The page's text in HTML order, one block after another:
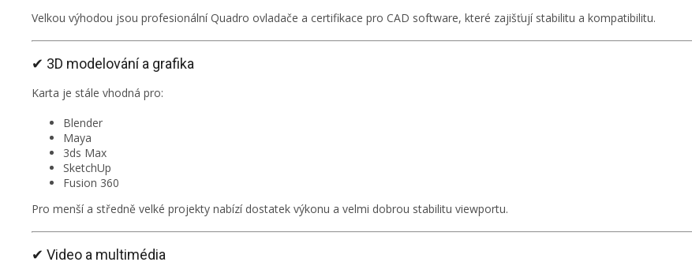
Velkou výhodou jsou profesionální Quadro ovladače a certifikace pro CAD software, které zajišťují stabilitu a kompatibilitu.
✔ 3D modelování a grafika
Karta je stále vhodná pro:
Blender
Maya
3ds Max
SketchUp
Fusion 360
Pro menší a středně velké projekty nabízí dostatek výkonu a velmi dobrou stabilitu viewportu.
✔ Video a multimédia